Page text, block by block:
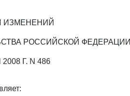
ИЗМЕНЕНИЙ
РОССИЙСКОЙ ФЕДЕРАЦИИ
Г. N 486